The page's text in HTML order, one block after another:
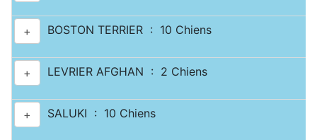
+ BOSTON TERRIER : 10 Chiens
+ LEVRIER AFGHAN : 2 Chiens
+ SALUKI : 10 Chiens